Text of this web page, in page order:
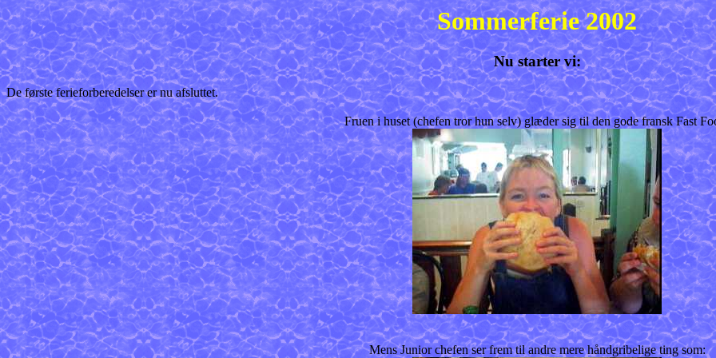
Sommerferie 2002
Nu starter vi:
De første ferieforberedelser er nu afsluttet.
Fruen i huset (chefen tror hun selv) glæder sig til den gode fransk Fast
Mens Junior chefen ser frem til andre mere håndgribelige ting som: